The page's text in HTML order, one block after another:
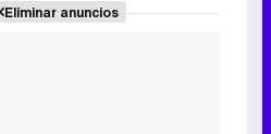
Eliminar anuncios